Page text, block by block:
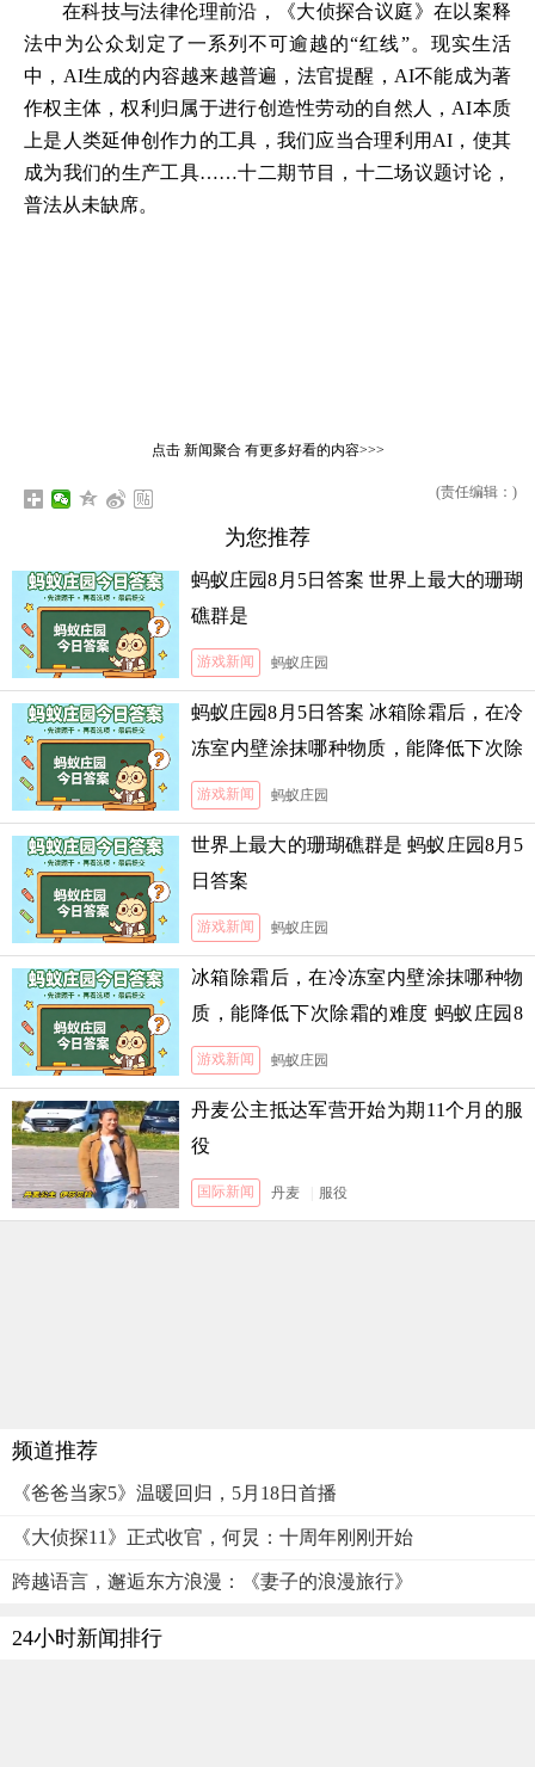
在科技与法律伦理前沿，《大侦探合议庭》在以案释
法中为公众划定了一系列不可逾越的“红线”。现实生活
中，AI生成的内容越来越普遍，法官提醒，AI不能成为著
作权主体，权利归属于进行创造性劳动的自然人，AI本质
上是人类延伸创作力的工具，我们应当合理利用AI，使其
成为我们的生产工具……十二期节目，十二场议题讨论，
普法从未缺席。
点击 新闻聚合有更多好看的内容>>>
(责任编辑：)
为您推荐
蚂蚁庄园8月5日答案 世界上最大的珊瑚
礁群是
游戏新闻 蚂蚁庄园
蚂蚁庄园8月5日答案 冰箱除霜后，在冷
冻室内壁涂抹哪种物质，能降低下次除
霜的难度
游戏新闻 蚂蚁庄园
世界上最大的珊瑚礁群是 蚂蚁庄园8月5
日答案
游戏新闻 蚂蚁庄园
冰箱除霜后，在冷冻室内壁涂抹哪种物
质，能降低下次除霜的难度 蚂蚁庄园8
月5日答案
游戏新闻 蚂蚁庄园
丹麦公主抵达军营开始为期11个月的服
役
国际新闻 丹麦 服役
频道推荐
《爸爸当家5》温暖回归，5月18日首播
《大侦探11》正式收官，何炅：十周年刚刚开始
跨越语言，邂逅东方浪漫：《妻子的浪漫旅行》
24小时新闻排行